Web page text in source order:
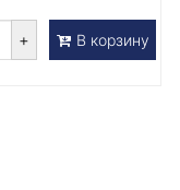
+ В корзину